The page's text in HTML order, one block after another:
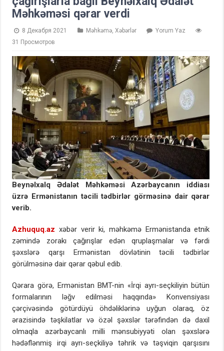
Məhkəməsi qərar verdi
8 Декабря 2021 Məhkəmə ,Xəbərlər
Yorum Yaz
31 Просмотров
Beynəlxalq Ədalət Məhkəməsi Azərbaycanın iddiası
üzrə Ermənistanın təcili tədbirlər görməsinə dair qərar
verib.
Azhuquq.az xəbər verir ki, məhkəmə Ermənistanda etnik
zəmində zorakı çağırışlar edən qruplaşmalar və fərdi
şəxslərə qarşı Ermənistan dövlətinin təcili tədbirlər
görülməsinə dair qərar qəbul edib.
Qərara görə, Ermənistan BMT-nin «İrqi ayrı-seçkiliyin bütün
formalarının ləğv edilməsi haqqında» Konvensiyası
çərçivəsində götürdüyü öhdəliklərinə uyğun olaraq, öz
ərazisində təşkilatlar və özəl şəxslər tərəfindən də daxil
olmaqla azərbaycanlı milli mənsubiyyəti olan şəxslərə
hədəflənmiş irqi ayrı-seçkiliyə təhrik və təşviqin qarşısını